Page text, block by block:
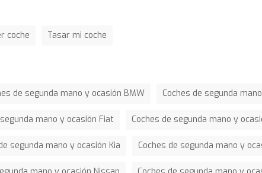
coche Tasar mi coche
de segunda mano y ocasión BMW Coches de segunda
mano y ocasión Fiat Coches de segunda mano y
segunda mano y ocasión Kia Coches de segunda mano y